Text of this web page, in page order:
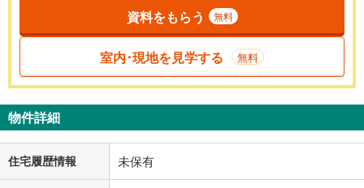
資料をもらう 無料
室内･現地を見学する 無料
物件詳細
住宅履歴情報 未保有